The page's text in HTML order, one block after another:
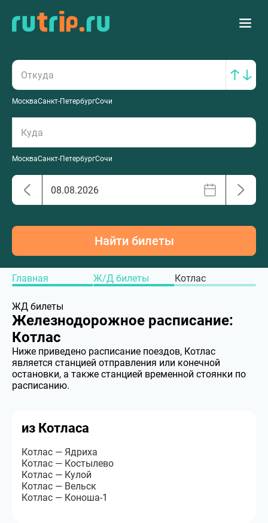
МоскваСанкт-ПетербургСочи
МоскваСанкт-ПетербургСочи
Найти билеты
Главная Ж/Д билеты Котлас
ЖД билеты
Железнодорожное расписание:
Котлас
Ниже приведено расписание поездов, Котлас
является станцией отправления или конечной
остановки, а также станцией временной стоянки по
расписанию.
из Котласа
Котлас — Ядриха
Котлас — Костылево
Котлас — Кулой
Котлас — Вельск
Котлас — Коноша-1